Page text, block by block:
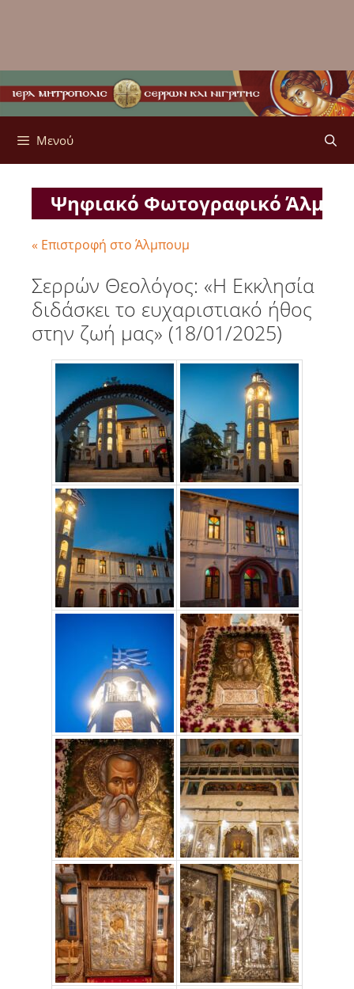
Μενού
Ψηφιακό Φωτογραφικό
« Επιστροφή στο Άλμπουμ
Σερρών Θεολόγος: «Η Εκκλησία
διδάσκει το ευχαριστιακό ήθος
στην ζωή μας» (18/01/2025)